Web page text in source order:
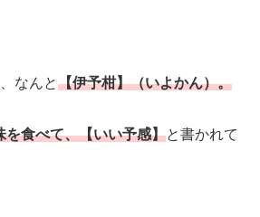
なんと【伊予柑】（いよかん）。
を食べて、【いい予感】と書かれて